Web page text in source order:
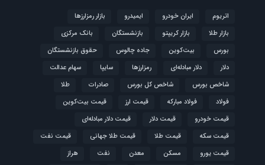
اتریوم ایران خودرو ایمیدرو
بازار رمزارزها
بازار طلا
بازار کریپتو بازنشستگان
بانک مرکزی
بورس
بیت‌کوین جاده چالوس
حقوق بازنشستگان
دلار
دلار مبادله‌ای رمزارزها سایپا
سهام عدالت
شاخص بورس
شاخص کل بورس صادرات
طلا
فولاد
فولاد مبارکه قیمت ارز
قیمت بیت‌کوین
قیمت خودرو
قیمت دلار
قیمت دلار مبادله‌ای
قیمت سکه
قیمت طلا قیمت طلا جهانی
قیمت نفت
قیمت یورو
مسکن معدن نفت
هراز